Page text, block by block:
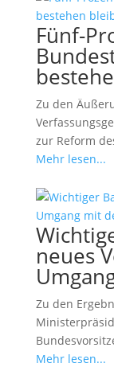
Fünf-
Zu den
zur Reform
Mehr lesen...
neues
Zu den
Mehr lesen...